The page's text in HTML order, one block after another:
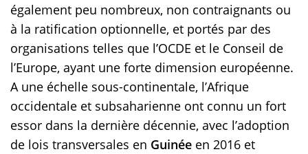
également peu nombreux, non contraignants ou
à la ratification optionnelle, et portés par des
organisations telles que l’OCDE et le Conseil de
l’Europe, ayant une forte dimension européenne.
A une échelle sous-continentale, l’Afrique
occidentale et subsaharienne ont connu un fort
essor dans la dernière décennie, avec l’adoption
de lois transversales en Guinée en 2016 et